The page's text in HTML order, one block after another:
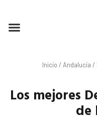
Inicio / Andalucía /
Los mejores
de